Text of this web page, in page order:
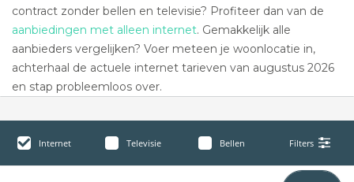
contract zonder bellen en televisie? Profiteer dan van de
aanbiedingen met alleen internet. Gemakkelijk alle
aanbieders vergelijken? Voer meteen je woonlocatie in,
achterhaal de actuele internet tarieven van augustus 2026
en stap probleemloos over.
Internet Televisie Bellen Filters